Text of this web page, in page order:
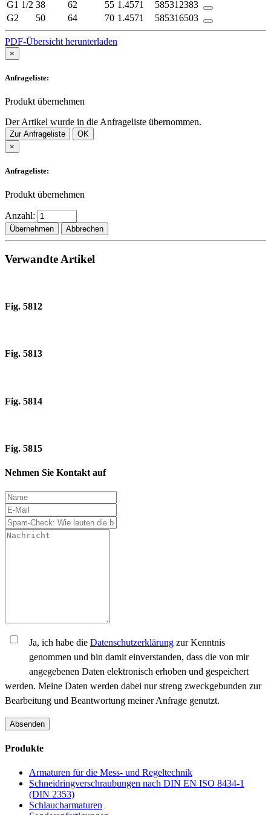
G1 1/2 38 62 55 1.4571
585312383
G2
50 64 70 1.4571 585316503
PDF-Übersicht herunterladen
×
Anfrageliste:
Produkt übernehmen
Der Artikel wurde in die Anfrageliste übernommen.
Zur Anfrageliste
OK
×
Anfrageliste:
Produkt übernehmen
Anzahl:
Übernehmen Abbrechen
Verwandte Artikel
Fig. 5812
Fig. 5813
Fig. 5814
Fig. 5815
Nehmen Sie Kontakt auf
Ja, ich habe die Datenschutzerklärung zur Kenntnis
genommen und bin damit einverstanden, dass die von mir
angegebenen Daten elektronisch erhoben und gespeichert
werden. Meine Daten werden dabei nur streng zweckgebunden zur
Bearbeitung und Beantwortung meiner Anfrage genutzt.
Absenden
Produkte
Armaturen für die Mess- und Regeltechnik
Schneidringverschraubungen nach DIN EN ISO 8434-1
(DIN 2353)
Schlaucharmaturen